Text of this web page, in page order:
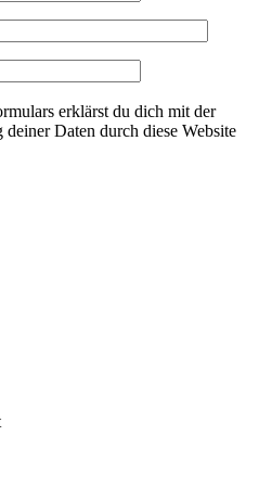
erklärst du dich mit der
Daten durch diese Website